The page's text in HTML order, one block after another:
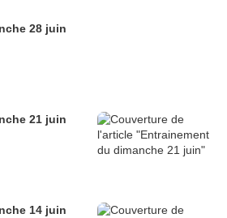
28 juin
21 juin
14 juin